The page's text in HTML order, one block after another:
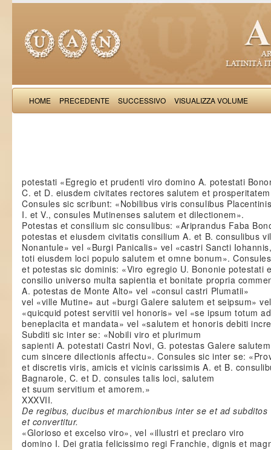
HOME PRECEDENTE SUCCESSIVO VISUALIZZA VOLUME
potestati «Egregio et prudenti viro domino A. potestati
C. et D. eiusdem civitates rectores salutem et
Consules sic scribunt: «Nobilibus viris consulibus
I. et V., consules Mutinenses salutem et dilectionem».
Potestas et consilium sic consulibus: «Ariprandus Faba
potestas et eiusdem civitatis consilium A. et B. consulibus
Nonantule» vel «Burgi Panicalis» vel «castri Sancti
toti eiusdem loci populo salutem et omne bonum». Consules
et potestas sic dominis: «Viro egregio U. Bononie potestati
consilio universo multa sapientia et bonitate propria
A. potestas de Monte Alto» vel «consul castri Plumatii»
vel «ville Mutine» aut «burgi Galere salutem et seipsum» vel
«quicquid potest servitii vel honoris» vel «se ipsum totum ad
beneplacita et mandata» vel «salutem et honoris debiti
Subditi sic inter se: «Nobili viro et plurimum
sapienti A. potestati Castri Novi, G. potestas Galere salutem
cum sincere dilectionis affectu». Consules sic inter se:
et discretis viris, amicis et vicinis carissimis A. et B.
Bagnarole, C. et D. consules talis loci, salutem
et suum servitium et amorem.»
XXXVII.
De regibus, ducibus et marchionibus inter se et ad subditos
et convertitur.
«Glorioso et excelso viro», vel «illustri et preclaro viro
domino I. Dei gratia felicissimo regi Franchie, dignis et